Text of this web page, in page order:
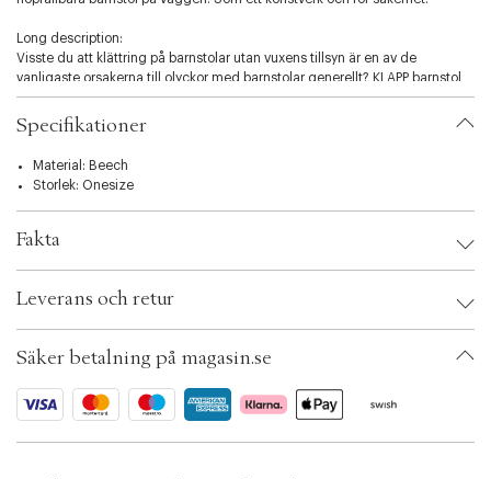
i
a
n
s
e
l
c
t
o
n
Long description:
Visste du att klättring på barnstolar utan vuxens tillsyn är en av de
vanligaste orsakerna till olyckor med barnstolar generellt? KLAPP barnstol
är mycket enkel att fälla ihop och ställa undan. Gör det till en vana att
plocka undan KLAPP av säkerhetsskäl. Och häng upp den med den här lilla
kroken har du ingen ursäkt.
KLAPP Väggkrok är tillverkad av spillmaterial från produktionen av KLAPP
En mässingsskruv ingår.
Specifikationer
Material: Beech
Storlek: Onesize
Fakta
EAN: 7072532001780
SKU: S15438458
Leverans och retur
Säker betalning på magasin.se